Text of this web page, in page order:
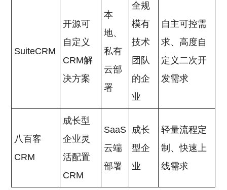
SuiteCRM
开源可
自定义
CRM解
决方案
本
地、
私有
云部
署
全规
模有
技术
团队
的企
业
自主可控需
求、高度自
定义二次开
发需求
八百客
CRM
成长型
企业灵
活配置
CRM
SaaS
云端
部署
成长
型企
业
轻量流程定
制、快速上
线需求